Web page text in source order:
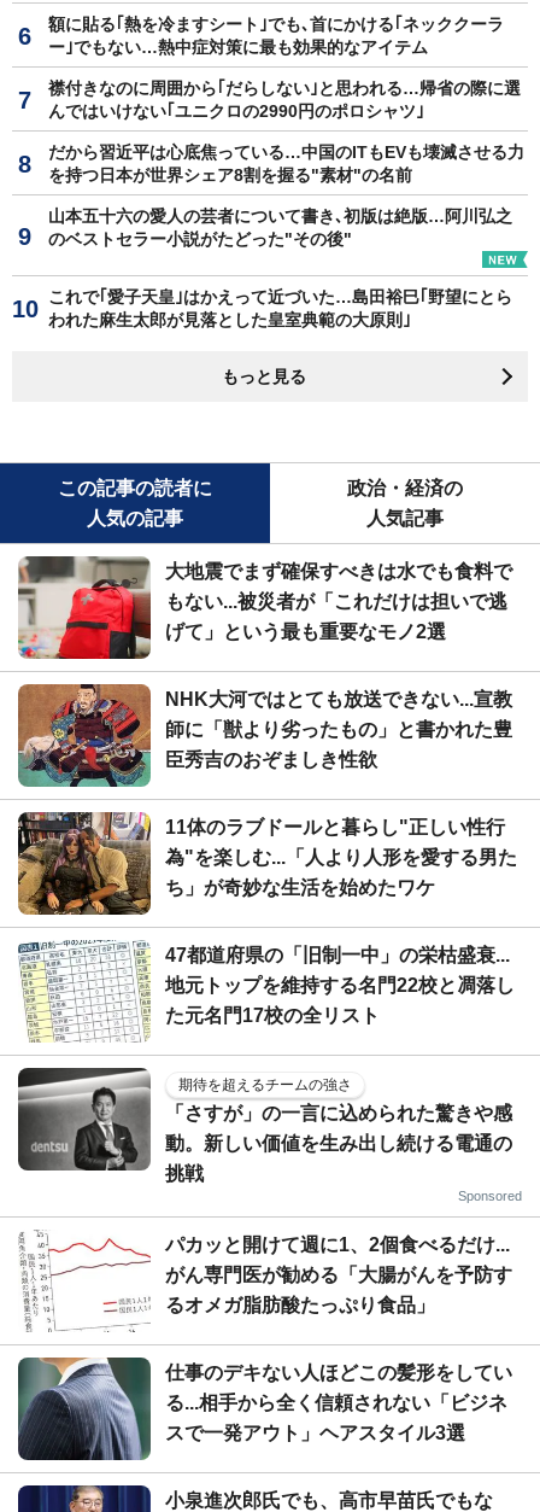
額に貼る｢熱を冷ますシート｣でも､首にかける｢ネッククーラ
ー｣でもない…熱中症対策に最も効果的なアイテム
襟付きなのに周囲から｢だらしない｣と思われる…帰省の際に選
んではいけない｢ユニクロの2990円のポロシャツ｣
だから習近平は心底焦っている…中国のITもEVも壊滅させる力
を持つ日本が世界シェア8割を握る"素材"の名前
山本五十六の愛人の芸者について書き､初版は絶版…阿川弘之
のベストセラー小説がたどった"その後"
これで｢愛子天皇｣はかえって近づいた…島田裕巳｢野望にとら
われた麻生太郎が見落とした皇室典範の大原則｣
もっと見る
この記事の読者に
人気の記事
政治・経済の
人気記事
大地震でまず確保すべきは水でも食料で
もない...被災者が「これだけは担いで逃
げて」という最も重要なモノ2選
NHK大河ではとても放送できない...宣教
師に「獣より劣ったもの」と書かれた豊
臣秀吉のおぞましき性欲
11体のラブドールと暮らし"正しい性行
為"を楽しむ...「人より人形を愛する男た
ち」が奇妙な生活を始めたワケ
47都道府県の「旧制一中」の栄枯盛衰...
地元トップを維持する名門22校と凋落し
た元名門17校の全リスト
期待を超えるチームの強さ
「さすが」の一言に込められた驚きや感
動。新しい価値を生み出し続ける電通の
挑戦
Sponsored
パカッと開けて週に1、2個食べるだけ...
がん専門医が勧める「大腸がんを予防す
るオメガ脂肪酸たっぷり食品」
仕事のデキない人ほどこの髪形をしてい
る...相手から全く信頼されない「ビジネ
スで一発アウト」ヘアスタイル3選
小泉進次郎氏でも、高市早苗氏でもな